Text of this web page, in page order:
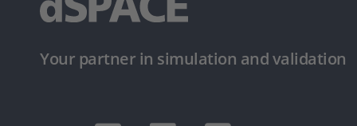
Your partner in simulation and validation